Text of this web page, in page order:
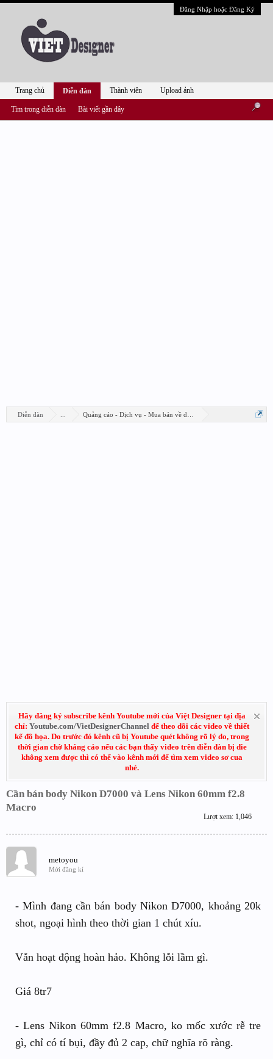
Đăng Nhập hoặc Đăng Ký
Diễn đàn Quảng cáo - Dịch vụ - Mua bán về design
Hãy đăng ký subscribe kênh Youtube mới của Việt Designer tại địa
chỉ: Youtube.com/VietDesignerChannel để theo dõi các video về thiết
kế đồ họa. Do trước đó kênh cũ bị Youtube quét không rõ lý do, trong
thời gian chờ kháng cáo nếu các bạn thấy video trên diễn đàn bị die
không xem được thì có thể vào kênh mới để tìm xem video sơ cua
nhé.
Cần bán body Nikon D7000 và Lens Nikon 60mm f2.8
Macro
Lượt xem: 1,046
metoyou
Mới đăng kí
- Mình đang cần bán body Nikon D7000, khoảng 20k
shot, ngoại hình theo thời gian 1 chút xíu.
Vẫn hoạt động hoàn hảo. Không lỗi lầm gì.
Giá 8tr7
- Lens Nikon 60mm f2.8 Macro, ko mốc xước rễ tre
gì, chỉ có tí bụi, đầy đủ 2 cap, chữ nghĩa rõ ràng.
Trang chủ Diễn đàn
Tìm trong diễn đàn Bài viết gần đây
Thành viên Upload ảnh